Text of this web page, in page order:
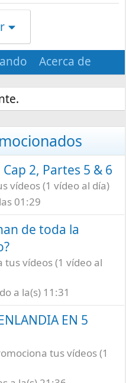
Acerca de
2, Partes 5 & 6
vídeos (1 vídeo al día)
01:29
de toda la
tus vídeos (1 vídeo al
a la(s) 11:31
EN 5
tus vídeos (1